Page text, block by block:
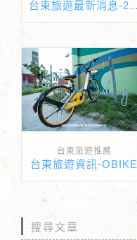
台東旅遊推薦
台東旅遊資訊-OBIKE
搜尋文章